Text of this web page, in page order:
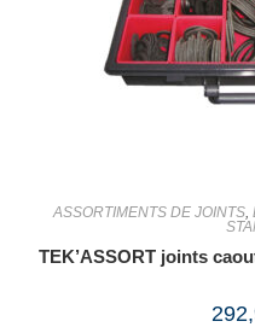
ASSORTIMENTS DE JOINTS,
TEK’ASSORT joints